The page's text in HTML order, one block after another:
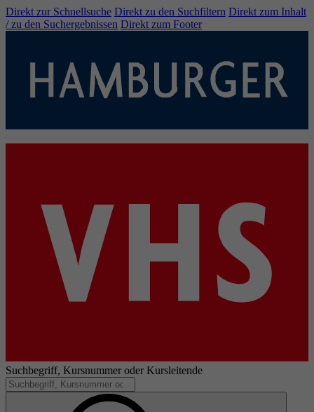
Direkt zur Schnellsuche Direkt zu den Suchfiltern Direkt zum Inhalt
/ zu den Suchergebnissen Direkt zum Footer
Suchbegriff, Kursnummer oder Kursleitende